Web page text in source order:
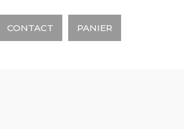
CONTACT PANIER